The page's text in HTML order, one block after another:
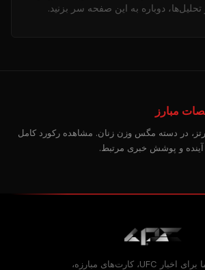
تحلیل‌ها، دوباره به این صفحه سر بزنید.
مبارز
در دسته مگس وزن زنان. مشاهده رکورد کامل
آینده و پوشش خبری مرتبط.
خانه شما برای اخبار UFC، کارت‌های مبارزه،